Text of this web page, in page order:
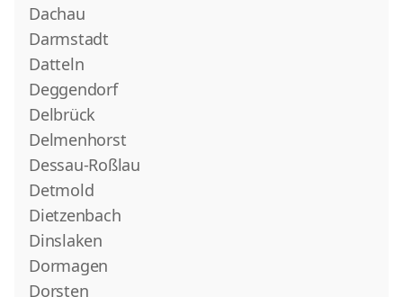
Dachau
Darmstadt
Datteln
Deggendorf
Delbrück
Delmenhorst
Dessau-Roßlau
Detmold
Dietzenbach
Dinslaken
Dormagen
Dorsten